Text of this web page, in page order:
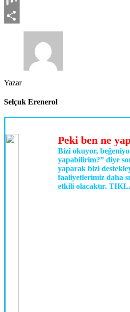
Mix
Yazar
Selçuk Erenerol
Peki ben ne
Bizi okuyor,
yapabilirim?”diye
yaparak bizi
faaliyetlerimiz daha
etkili olacaktır.